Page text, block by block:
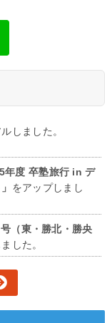
しました。
年度 卒塾旅行 in デ
をアップしまし
（東・勝北・勝央
した。